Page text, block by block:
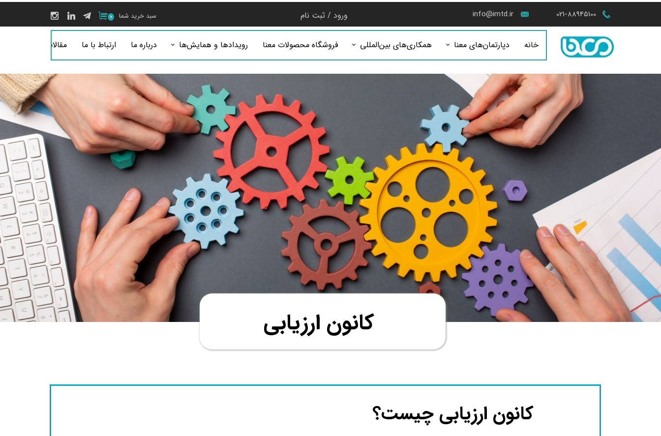
021-88945100
info@imtd.ir ۰ سبد خرید شما ورود / ثبت نام
حساب کاربری من
تغییر گذر واژه
خروج از حساب
کاربری
خانه دپارتمان‌های معنا همکاری‌های بین‌المللی فروشگاه محصولات معنا رویدادها و همایش‌ها درباره ما ارتباط با ما مقالات
کانون ارزیابی
کانون ارزیابی چیست؟